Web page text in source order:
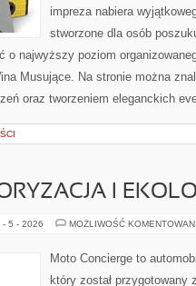
impreza nabiera
stworzone dla osób
o najwyższy poziom
Musujące. Na stronie można
oraz tworzeniem eleganckich
I
- 5 - 2026 MOŻLIWOŚĆ
Moto Concierge to
który został przygotowany